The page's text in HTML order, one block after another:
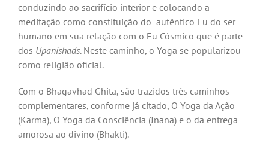
conduzindo ao sacrifício interior e colocando a
meditação como constituição do autêntico Eu do ser
humano em sua relação com o Eu Cósmico que é parte
dos Upanishads. Neste caminho, o Yoga se popularizou
como religião oficial.
Com o Bhagavhad Ghita, são trazidos três caminhos
complementares, conforme já citado, O Yoga da Ação
(Karma), O Yoga da Consciência (Jnana) e o da entrega
amorosa ao divino (Bhakti).